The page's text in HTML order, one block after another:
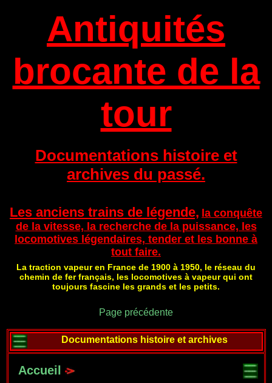
Antiquités
brocante de la
tour
Documentations histoire et
archives du passé.
Les anciens trains de légende, la conquête
de la vitesse, la recherche de la puissance, les
locomotives légendaires, tender et les bonne à
tout faire.
La traction vapeur en France de 1900 à 1950, le réseau du
chemin de fer français, les locomotives à vapeur qui ont
toujours fascine les grands et les petits.
Page précédente
Documentations histoire et archives
Accueil